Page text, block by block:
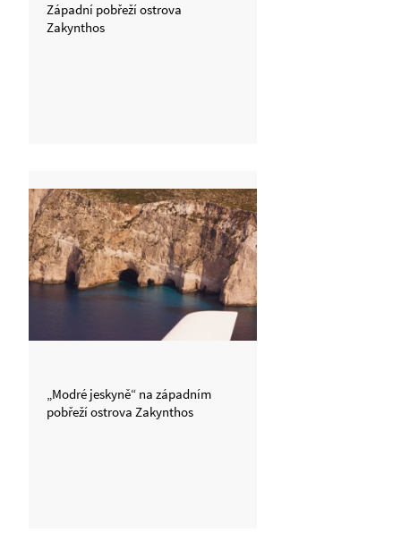
Západní pobřeží ostrova
Zakynthos
„Modré jeskyně“ na západním
pobřeží ostrova Zakynthos